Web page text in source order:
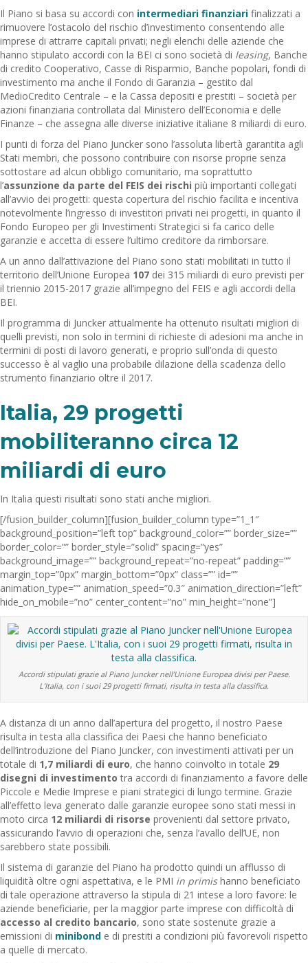
Il Piano si basa su accordi con intermediari finanziari finalizzati a
rimuovere l’ostacolo del rischio d’investimento consentendo alle
imprese di attrarre capitali privati; negli elenchi delle aziende che
hanno stipulato accordi con la BEI ci sono società di leasing, Banche
di credito Cooperativo, Casse di Risparmio, Banche popolari, fondi di
investimento ma anche il Fondo di Garanzia – gestito dal
MedioCredito Centrale – e la Cassa depositi e prestiti – società per
azioni finanziaria controllata dal Ministero dell’Economia e delle
Finanze – che assegna alle diverse iniziative italiane 8 miliardi di euro.
I punti di forza del Piano Juncker sono l’assoluta libertà garantita agli
Stati membri, che possono contribuire con risorse proprie senza
sottostare ad alcun obbligo comunitario, ma soprattutto
l’assunzione da parte del FEIS dei rischi più importanti collegati
all’avvio dei progetti: questa copertura del rischio facilita e incentiva
notevolmente l’ingresso di investitori privati nei progetti, in quanto il
Fondo Europeo per gli Investimenti Strategici si fa carico delle
garanzie e accetta di essere l’ultimo creditore da rimborsare.
A un anno dall’attivazione del Piano sono stati mobilitati in tutto il
territorio dell’Unione Europea 107 dei 315 miliardi di euro previsti per
il triennio 2015-2017 grazie all’impegno del FEIS e agli accordi della
BEI.
Il programma di Juncker attualmente ha ottenuto risultati migliori di
quelli previsti, non solo in termini di richieste di adesioni ma anche in
termini di posti di lavoro generati, e proprio sull’onda di questo
successo è al vaglio una probabile dilazione della scadenza dello
strumento finanziario oltre il 2017.
Italia, 29 progetti
mobiliteranno circa 12
miliardi di euro
In Italia questi risultati sono stati anche migliori.
[/fusion_builder_column][fusion_builder_column type=”1_1″
background_position=”left top” background_color=”” border_size=””
border_color=”” border_style=”solid” spacing=”yes”
background_image=”” background_repeat=”no-repeat” padding=””
margin_top=”0px” margin_bottom=”0px” class=”” id=””
animation_type=”” animation_speed=”0.3″ animation_direction=”left”
hide_on_mobile=”no” center_content=”no” min_height=”none”]
Accordi stipulati grazie al Piano Juncker nell’Unione Europea divisi per Paese.
L’Italia, con i suoi 29 progetti firmati, risulta in testa alla classifica.
A distanza di un anno dall’apertura del progetto, il nostro Paese
risulta in testa alla classifica dei Paesi che hanno beneficiato
dell’introduzione del Piano Juncker, con investimenti attivati per un
totale di 1,7 miliardi di euro, che hanno coinvolto in totale 29
disegni di investimento tra accordi di finanziamento a favore delle
Piccole e Medie Imprese e piani strategici di lungo termine. Grazie
all’effetto leva generato dalle garanzie europee sono stati messi in
moto circa 12 miliardi di risorse provenienti dal settore privato,
assicurando l’avvio di operazioni che, senza l’avallo dell’UE, non
sarebbero state possibili.
Il sistema di garanzie del Piano ha prodotto quindi un afflusso di
liquidità oltre ogni aspettativa, e le PMI in primishanno beneficiato
di tale operazione attraverso la stipula di 21 intese a loro favore: le
aziende beneficiarie, per la maggior parte imprese con difficoltà di
accesso al credito bancario, sono state sostenute grazie a
emissioni di minibond e di prestiti a condizioni più favorevoli rispetto
a quelle di mercato.